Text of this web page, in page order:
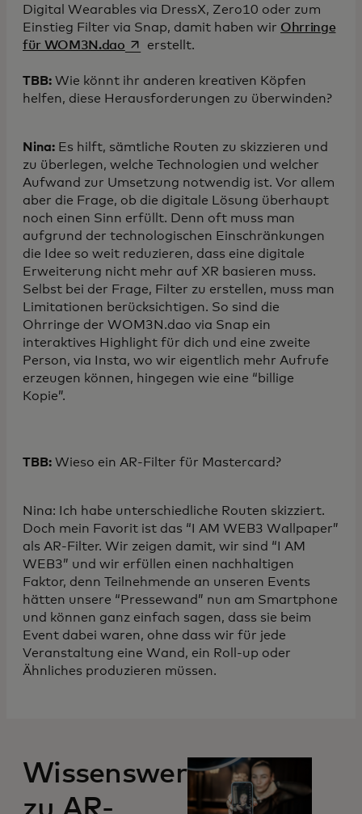
Digital Wearables via DressX, Zero10 oder zum
Einstieg Filter via Snap, damit haben wir Ohrringe
für WOM3N.daowird in einer neuen Registerkarte
erstellt.
TBB: Wie könnt ihr anderen kreativen Köpfen
helfen, diese Herausforderungen zu überwinden?
Nina: Es hilft, sämtliche Routen zu skizzieren und
zu überlegen, welche Technologien und welcher
Aufwand zur Umsetzung notwendig ist. Vor allem
aber die Frage, ob die digitale Lösung überhaupt
noch einen Sinn erfüllt. Denn oft muss man
aufgrund der technologischen Einschränkungen
die Idee so weit reduzieren, dass eine digitale
Erweiterung nicht mehr auf XR basieren muss.
Selbst bei der Frage, Filter zu erstellen, muss man
Limitationen berücksichtigen. So sind die
Ohrringe der WOM3N.dao via Snap ein
interaktives Highlight für dich und eine zweite
Person, via Insta, wo wir eigentlich mehr Aufrufe
erzeugen können, hingegen wie eine “billige
Kopie”.
TBB: Wieso ein AR-Filter für Mastercard?
Nina: Ich habe unterschiedliche Routen skizziert.
Doch mein Favorit ist das “I AM WEB3 Wallpaper”
als AR-Filter. Wir zeigen damit, wir sind “I AM
WEB3” und wir erfüllen einen nachhaltigen
Faktor, denn Teilnehmende an unseren Events
hätten unsere “Pressewand” nun am Smartphone
und können ganz einfach sagen, dass sie beim
Event dabei waren, ohne dass wir für jede
Veranstaltung eine Wand, ein Roll-up oder
Ähnliches produzieren müssen.
Wissenswertes